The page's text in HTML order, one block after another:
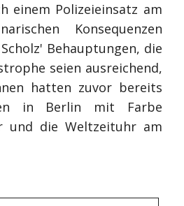
einem Polizeieinsatz am
Konsequenzen
Behauptungen, die
seien ausreichend,
hatten zuvor bereits
in Berlin mit Farbe
und die Weltzeituhr am